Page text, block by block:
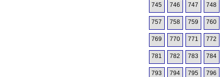
745 746 747 748
757 758 759 760
769 770 771 772
781 782 783 784
793 794 795 796